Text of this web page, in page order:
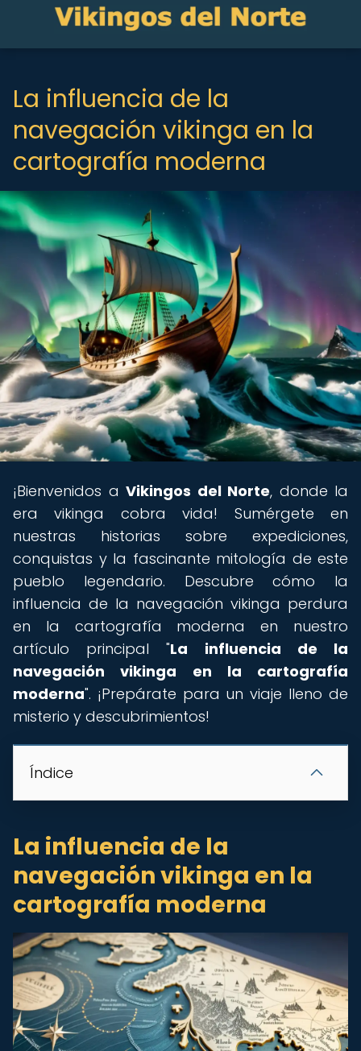
La influencia de la
navegación vikinga en la
cartografía moderna
¡Bienvenidos a Vikingos del Norte, donde la
era vikinga cobra vida! Sumérgete en
nuestras historias sobre expediciones,
conquistas y la fascinante mitología de este
pueblo legendario. Descubre cómo la
influencia de la navegación vikinga perdura
en la cartografía moderna en nuestro
artículo principal "La influencia de la
navegación vikinga en la cartografía
moderna". ¡Prepárate para un viaje lleno de
misterio y descubrimientos!
Índice
La influencia de la
navegación vikinga en la
cartografía moderna